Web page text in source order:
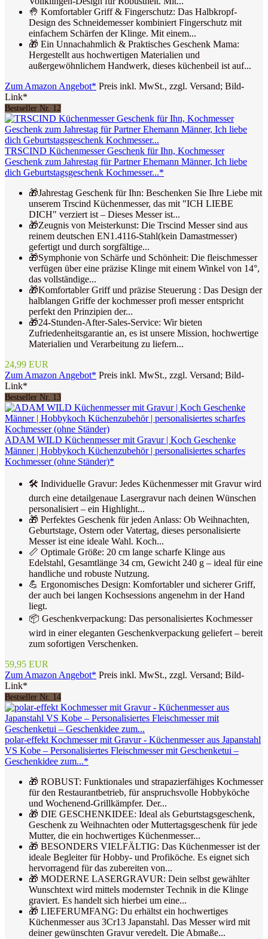
🤚 Komfortabler Griff & Fingerschutz: Das Halbkropf-
Design des Schneidemesser kombiniert Fingerschutz mit
einfachem Schärfen der Klinge. Mit einem...
🎁 Ein Unnachahmlich & Praktisches Geschenk Mama:
Hergestellt aus hochwertigen Materialien und
außergewöhnlichem Handwerk, dieses küchenbeil ist auf...
Zum Amazon Angebot* Preis inkl. MwSt., zzgl. Versand; Bild-
Link*
Bestseller Nr. 12
TRSCIND Küchenmesser Geschenk für Ihn, Kochmesser
Geschenk zum Jahrestag für Partner Ehemann Männer, Ich liebe
dich Geburtstagsgeschenk Kochmesser...*
🎁Jahrestag Geschenk für Ihn: Beschenken Sie Ihre Liebe mit
unserem Trscind Küchenmesser, das mit "ICH LIEBE
DICH" verziert ist – Dieses Messer ist...
🎁Zeugnis von Meisterkunst: Die Trscind Messer sind aus
reinem deutschen EN1.4116-Stahl(kein Damastmesser)
gefertigt und durch sorgfältige...
🎁Symphonie von Schärfe und Schönheit: Die fleischmesser
verfügen über eine präzise Klinge mit einem Winkel von 14°,
das vollständige...
🎁Komfortabler Griff und präzise Steuerung : Das Design der
halblangen Griffe der kochmesser profi messer entspricht
perfekt den Prinzipien der...
🎁24-Stunden-After-Sales-Service: Wir bieten
Zufriedenheitsgarantie an, es ist unsere Mission, hochwertige
Materialien und Verarbeitung zu liefern...
24,99 EUR
Zum Amazon Angebot* Preis inkl. MwSt., zzgl. Versand; Bild-
Link*
Bestseller Nr. 13
ADAM WILD Küchenmesser mit Gravur | Koch Geschenke
Männer | Hobbykoch Küchenzubehör | personalisiertes scharfes
Kochmesser (ohne Ständer)*
🛠️ Individuelle Gravur: Jedes Küchenmesser mit Gravur wird
durch eine detailgenaue Lasergravur nach deinen Wünschen
personalisiert – ein Highlight...
🎁 Perfektes Geschenk für jeden Anlass: Ob Weihnachten,
Geburtstage, Ostern oder Vatertag, dieses personalisierte
Messer ist eine ideale Wahl. Koch...
📏 Optimale Größe: 20 cm lange scharfe Klinge aus
Edelstahl, Gesamtlänge 34 cm, Gewicht 240 g – ideal für eine
handliche und robuste Nutzung.
💪 Ergonomisches Design: Komfortabler und sicherer Griff,
der auch bei langen Kochsessions angenehm in der Hand
liegt.
📦 Geschenkverpackung: Das personalisiertes Kochmesser
wird in einer eleganten Geschenkverpackung geliefert – bereit
zum sofortigen Verschenken.
59,95 EUR
Zum Amazon Angebot* Preis inkl. MwSt., zzgl. Versand; Bild-
Link*
Bestseller Nr. 14
polar-effekt Kochmesser mit Gravur - Küchenmesser aus Japanstahl
VS Kobe – Personalisiertes Fleischmesser mit Geschenketui –
Geschenkidee zum...*
🎁 ROBUST: Funktionales und strapazierfähiges Kochmesser
für den Restaurantbetrieb, für anspruchsvolle Hobbyköche
und Wochenend-Grillkämpfer. Der...
🎁 DIE GESCHENKIDEE: Ideal als Geburtstagsgeschenk,
Geschenk zu Weihnachten oder Muttertagsgeschenk für jede
Mutter, die ein hochwertiges Küchenmesser...
🎁 BESONDERS VIELFÄLTIG: Das Küchenmesser ist der
ideale Begleiter für Hobby- und Profiköche. Es eignet sich
hervorragend für das zubereiten von...
🎁 MODERNE LASERGRAVUR: Dein selbst gewählter
Wunschtext wird mittels modernster Technik in die Klinge
graviert. Es handelt sich hierbei um eine...
🎁 LIEFERUMFANG: Du erhältst ein hochwertiges
Küchenmesser aus 3Cr13 Japanstahl. Das Messer wird mit
deiner gewünschten Gravur veredelt. Die Abmaße...